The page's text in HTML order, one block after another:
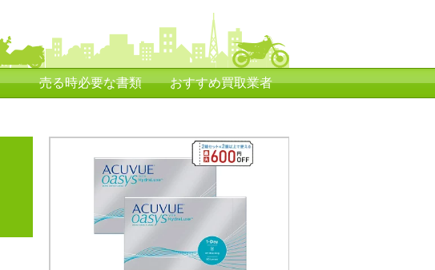
売る時必要な書類 おすすめ買取業者